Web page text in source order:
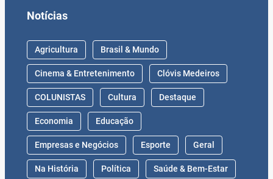
Notícias
Agricultura Brasil & Mundo
Cinema & Entretenimento Clóvis Medeiros
COLUNISTAS Cultura Destaque
Economia Educação
Empresas e Negócios Esporte Geral
Na História Política Saúde & Bem-Estar